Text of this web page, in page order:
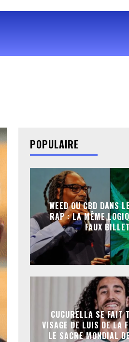
POPULAIRE
WEED OU CBD DANS
RAP : LA MÊME
FAUX
CUCURELLA SE FAIT
VISAGE DE LUIS DE LA
LE SACRE MONDIAL